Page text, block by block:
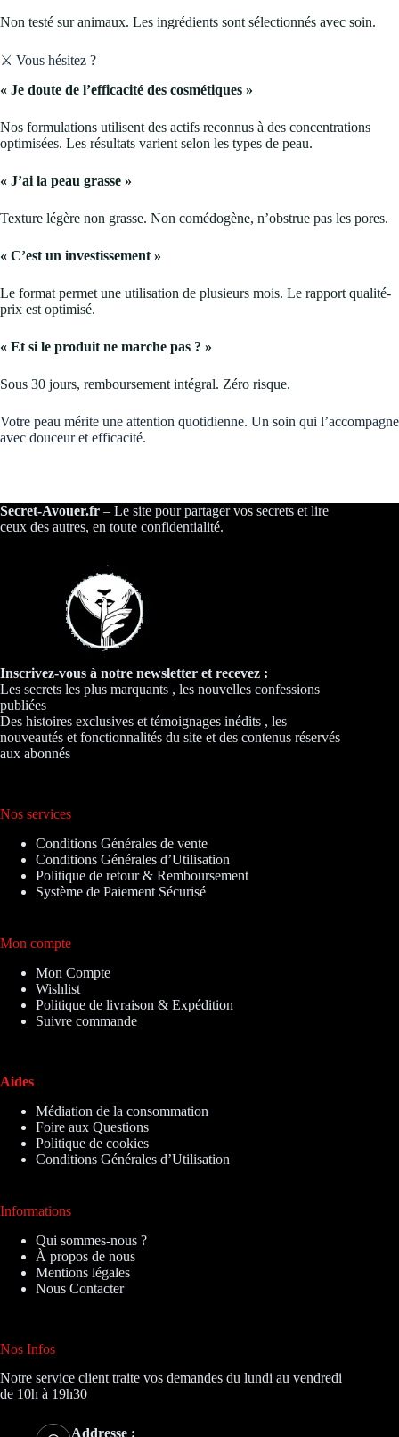
Non testé sur animaux. Les ingrédients sont sélectionnés avec soin.
⚔️ Vous hésitez ?
« Je doute de l’efficacité des cosmétiques »
Nos formulations utilisent des actifs reconnus à des concentrations
optimisées. Les résultats varient selon les types de peau.
« J’ai la peau grasse »
Texture légère non grasse. Non comédogène, n’obstrue pas les pores.
« C’est un investissement »
Le format permet une utilisation de plusieurs mois. Le rapport qualité-
prix est optimisé.
« Et si le produit ne marche pas ? »
Sous 30 jours, remboursement intégral. Zéro risque.
Votre peau mérite une attention quotidienne. Un soin qui l’accompagne
avec douceur et efficacité.
Secret-Avouer.fr – Le site pour partager vos secrets et lire
ceux des autres, en toute confidentialité.
Inscrivez-vous à notre newsletter et recevez :
Les secrets les plus marquants , les nouvelles confessions
publiées
Des histoires exclusives et témoignages inédits , les
nouveautés et fonctionnalités du site et des contenus réservés
aux abonnés
Nos services
Conditions Générales de vente
Conditions Générales d’Utilisation
Politique de retour & Remboursement
Système de Paiement Sécurisé
Mon compte
Mon Compte
Wishlist
Politique de livraison & Expédition
Suivre commande
Aides
Médiation de la consommation
Foire aux Questions
Politique de cookies
Conditions Générales d’Utilisation
Informations
Qui sommes-nous ?
À propos de nous
Mentions légales
Nous Contacter
Nos Infos
Notre service client traite vos demandes du lundi au vendredi
de 10h à 19h30
Addresse :